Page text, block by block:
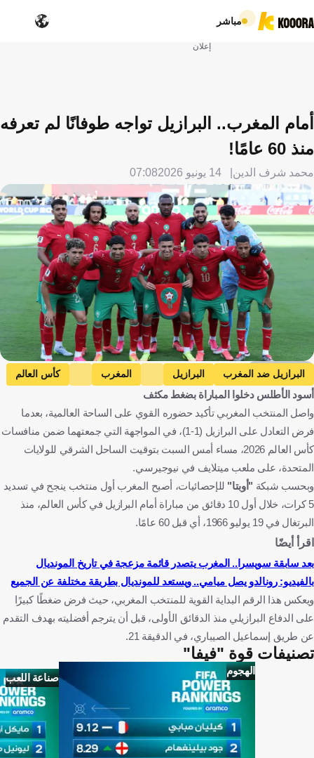
مباشر
إعلان
أمام المغرب.. البرازيل تواجه طوفانًا لم تعرفه
منذ 60 عامًا!
محمد شرف الدين 14 يونيو 2026 07:08
Getty Images
البرازيل ضد المغرب البرازيل المغرب
كأس العالم
البرتغال
البرازيل المغرب
كرة قدم
أسود الأطلس دخلوا المباراة بضغط مكثف
واصل المنتخب المغربي تأكيد حضوره القوي على الساحة العالمية، بعدما
فرض التعادل على البرازيل (1-1)، في المواجهة التي جمعتهما ضمن منافسات
كأس العالم 2026، مساء أمس السبت بتوقيت الساحل الشرقي للولايات
المتحدة، على ملعب ميتلايف في نيوجيرسي.
وبحسب شبكة "أوبتا" للإحصائيات، أصبح المغرب أول منتخب ينجح في تسديد
5 كرات، خلال أول 10 دقائق من مباراة أمام البرازيل في كأس العالم، منذ
البرتغال في 19 يوليو 1966، أي قبل 60 عامًا.
اقرأ أيضًا
بعد سابقة سويسرا.. المغرب يتصدر قائمة مزعجة في تاريخ المونديال
بالفيديو: رونالدو يصل ميامي.. ويستعد للمونديال بطريقة مختلفة عن الجميع
ويعكس هذا الرقم البداية القوية للمنتخب المغربي، حيث فرض ضغطًا كبيرًا
على الدفاع البرازيلي منذ الدقائق الأولى، قبل أن يترجم أفضليته بهدف التقدم
عن طريق إسماعيل الصيباري، في الدقيقة 21.
تصنيفات قوة "فيفا"
الهجوم
صناعة اللعب